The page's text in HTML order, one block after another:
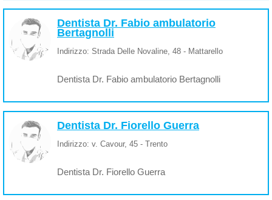
Dentista Dr. Fabio ambulatorio
Bertagnolli
Indirizzo: Strada Delle Novaline, 48 - Mattarello
Dentista Dr. Fabio ambulatorio Bertagnolli
Dentista Dr. Fiorello Guerra
Indirizzo: v. Cavour, 45 - Trento
Dentista Dr. Fiorello Guerra